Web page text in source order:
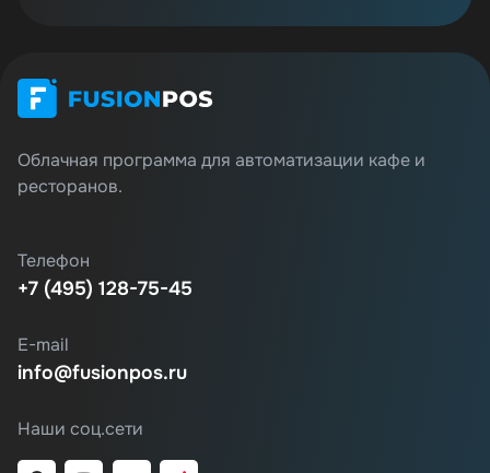
Облачная программа для автоматизации кафе и
ресторанов.
Телефон
+7 (495) 128-75-45
E-mail
info@fusionpos.ru
Наши соц.сети